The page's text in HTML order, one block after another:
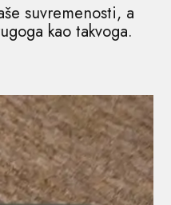
suvremenosti, a
kao takvoga.